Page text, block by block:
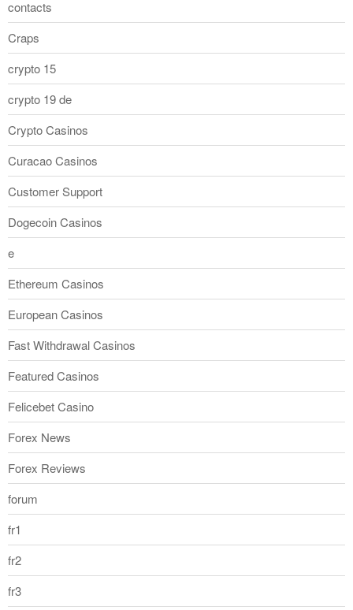
contacts
Craps
crypto 15
crypto 19 de
Crypto Casinos
Curacao Casinos
Customer Support
Dogecoin Casinos
e
Ethereum Casinos
European Casinos
Fast Withdrawal Casinos
Featured Casinos
Felicebet Casino
Forex News
Forex Reviews
forum
fr1
fr2
fr3